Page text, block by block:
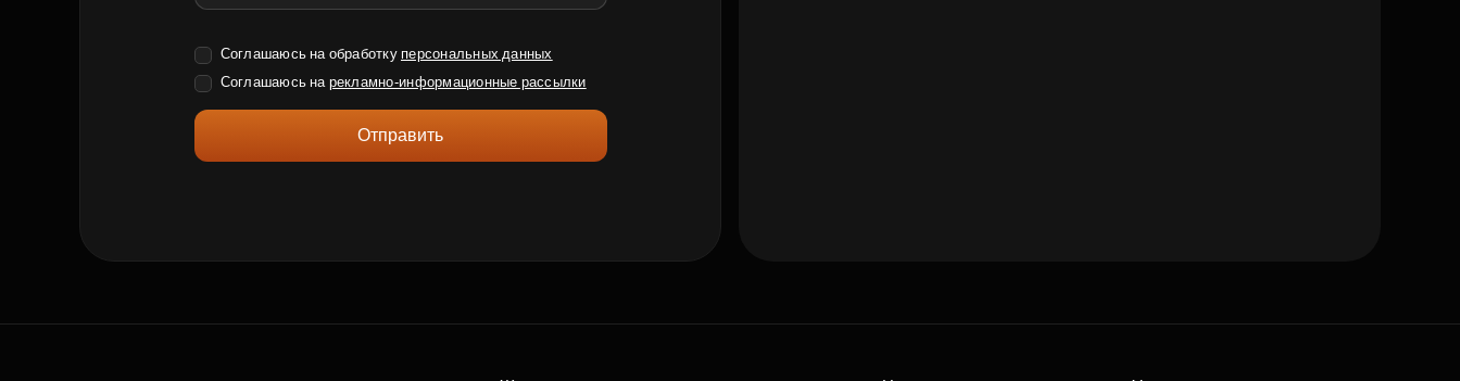
Соглашаюсь на обработку персональных данных
Соглашаюсь на рекламно-информационные рассылки
Отправить